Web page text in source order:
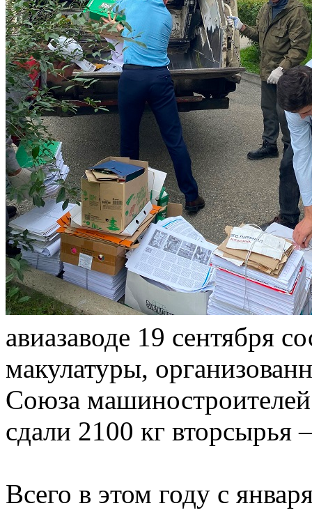
авиазаводе 19 сентября
макулатуры,
Союза машиностроителей
сдали 2100 кг вторсырья
Всего в этом году с